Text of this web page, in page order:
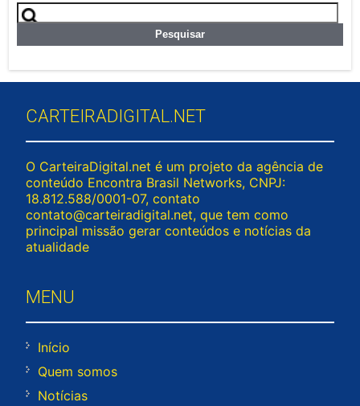
Pesquisar
por:
CARTEIRADIGITAL.NET
O CarteiraDigital.net é um projeto da agência de
conteúdo Encontra Brasil Networks, CNPJ:
18.812.588/0001-07, contato
contato@carteiradigital.net, que tem como
principal missão gerar conteúdos e notícias da
atualidade
MENU
Início
Quem somos
Notícias